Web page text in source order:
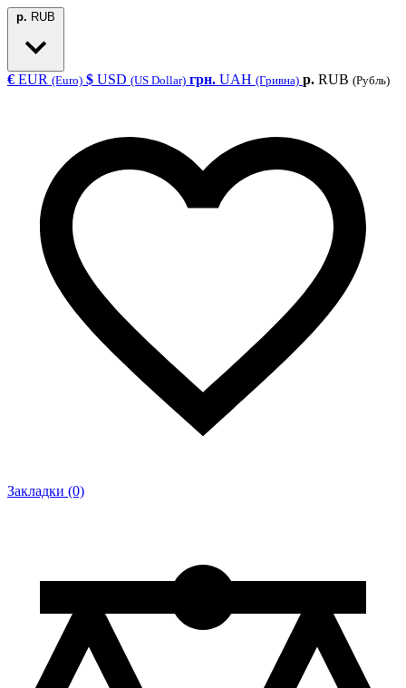
р. RUB
€ EUR (Euro) $ USD (US Dollar) грн. UAH (Гривна) р. RUB (Рубль)
Закладки (0)